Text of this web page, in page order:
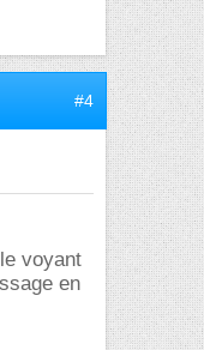
#4
voyant
en